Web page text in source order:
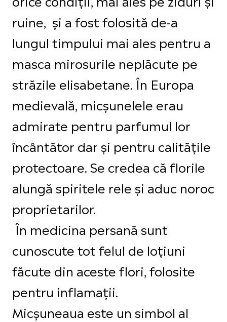
ruine, și a fost folosită de-a
lungul timpului mai ales pentru a
masca mirosurile neplăcute pe
străzile elisabetane. În Europa
medievală, micșunelele erau
admirate pentru parfumul lor
încântător dar și pentru calitățile
protectoare. Se credea că florile
alungă spiritele rele și aduc noroc
proprietarilor.
În medicina persană sunt
cunoscute tot felul de loțiuni
făcute din aceste flori, folosite
pentru inflamații.
Micșuneaua este un simbol al